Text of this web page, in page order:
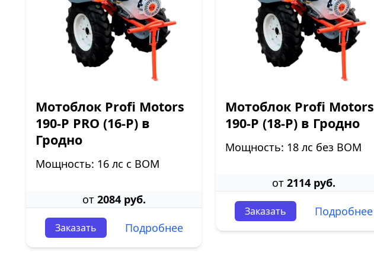
Мотоблок Profi Motors
190-P PRO (16-P) в
Гродно
Мощность: 16 лс с ВОМ
от 2084 руб.
Заказать Подробнее
Мотоблок Profi Motors
190-P (18-P) в Гродно
Мощность: 18 лс без ВОМ
от 2114 руб.
Заказать Подробнее